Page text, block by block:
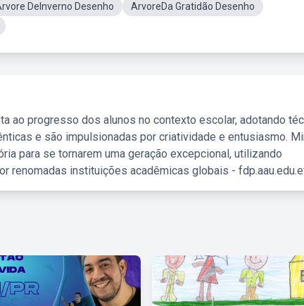
DeInverno Desenho
ArvoreDa Gratidão Desenho
ao progresso dos alunos no contexto escolar, adotando
e são impulsionadas por criatividade e entusiasmo.
para se tornarem uma geração excepcional, utilizando
renomadas instituições acadêmicas globais -